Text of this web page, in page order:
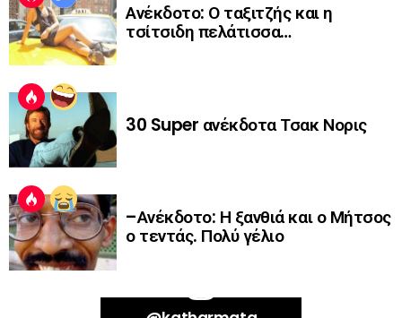
Ανέκδοτο: Ο ταξιτζής και η
τσίτσιδη πελάτισσα…
30 Super ανέκδοτα Τσακ Νορις
–Ανέκδοτο: Η ξανθιά και ο Μήτσος
ο τεντάς. Πολύ γέλιο